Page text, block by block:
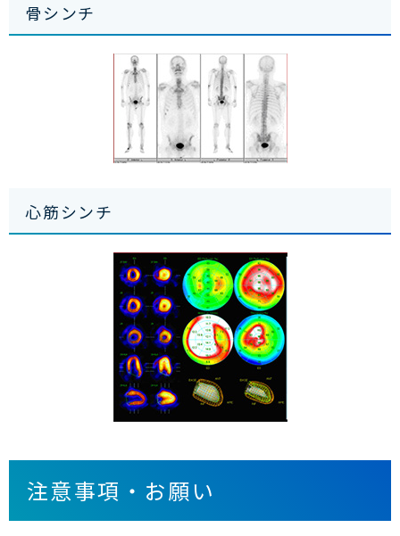
骨シンチ
心筋シンチ
注意事項・お願い